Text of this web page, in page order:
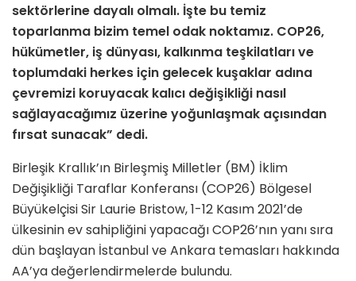
sektörlerine dayalı olmalı. İşte bu temiz
toparlanma bizim temel odak noktamız. COP26,
hükümetler, iş dünyası, kalkınma teşkilatları ve
toplumdaki herkes için gelecek kuşaklar adına
çevremizi koruyacak kalıcı değişikliği nasıl
sağlayacağımız üzerine yoğunlaşmak açısından
fırsat sunacak” dedi.
Birleşik Krallık’ın Birleşmiş Milletler (BM) İklim
Değişikliği Taraflar Konferansı (COP26) Bölgesel
Büyükelçisi Sir Laurie Bristow, 1-12 Kasım 2021’de
ülkesinin ev sahipliğini yapacağı COP26’nın yanı sıra
dün başlayan İstanbul ve Ankara temasları hakkında
AA’ya değerlendirmelerde bulundu.